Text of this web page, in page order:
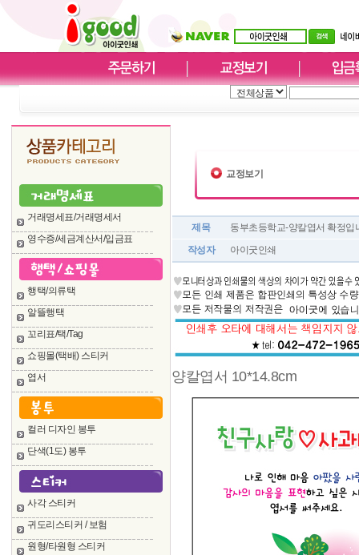
거래명세표/거래명세서
영수증/세금계산서/입금표
행택/의류택
알뜰행택
꼬리표/택/Tag
쇼핑몰(택배) 스티커
엽서
컬러 디자인 봉투
단색(1도) 봉투
사각 스티커
귀도리스티커 / 보험
원형/타원형 스티커
교정보기
제목
동부초등학교-양칼엽서 확정입
작성자
아이굿인쇄
양칼엽서 10*14.8cm